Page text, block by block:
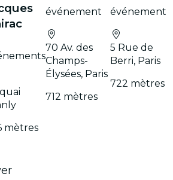
mètres
événement
70 Av. des
Champs-
Élysées, Paris
712 mètres
événement
5 Rue de
Berri, Paris
722 mètres